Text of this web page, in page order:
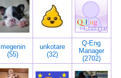
megenin
(55)
unkotare
(32)
Q-Eng
Manager
(2702)